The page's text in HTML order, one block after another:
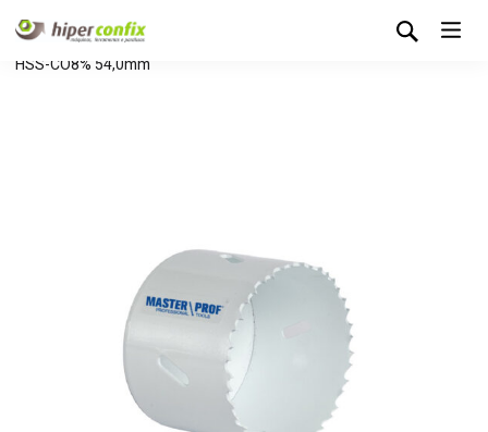
Início Loja Hipertintas
Serra Craneana
HSS-CO8% 54,0mm